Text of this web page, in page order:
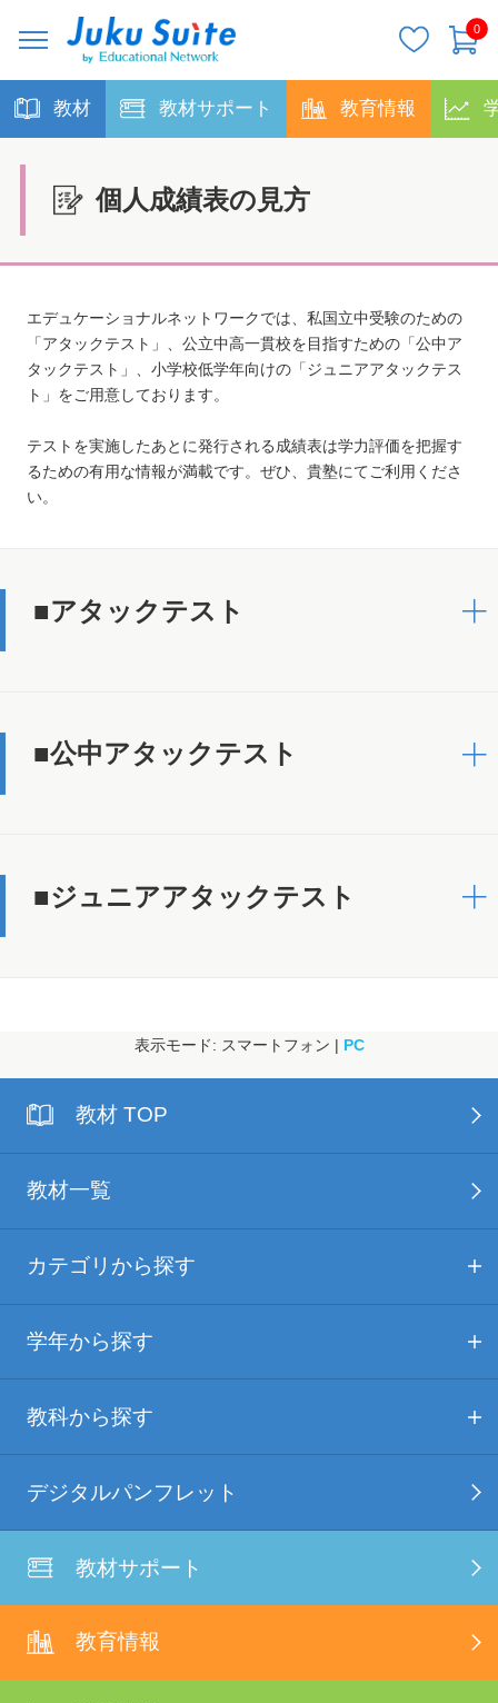
0
教材 教材サポート 教育情報
個人成績表の見方
エデュケーショナルネットワークでは、私国立中受験のための
「アタックテスト」、公立中高一貫校を目指すための「公中ア
タックテスト」、小学校低学年向けの「ジュニアアタックテス
ト」をご用意しております。
テストを実施したあとに発行される成績表は学力評価を把握す
るための有用な情報が満載です。ぜひ、貴塾にてご利用くださ
い。
■アタックテスト
■公中アタックテスト
■ジュニアアタックテスト
表示モード: スマートフォン | PC
教材 TOP
教材一覧
カテゴリから探す
学年から探す
教科から探す
デジタルパンフレット
教材サポート
教育情報